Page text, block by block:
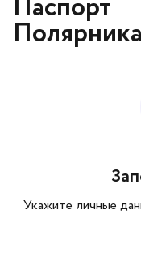
Паспорт
Укажите личные